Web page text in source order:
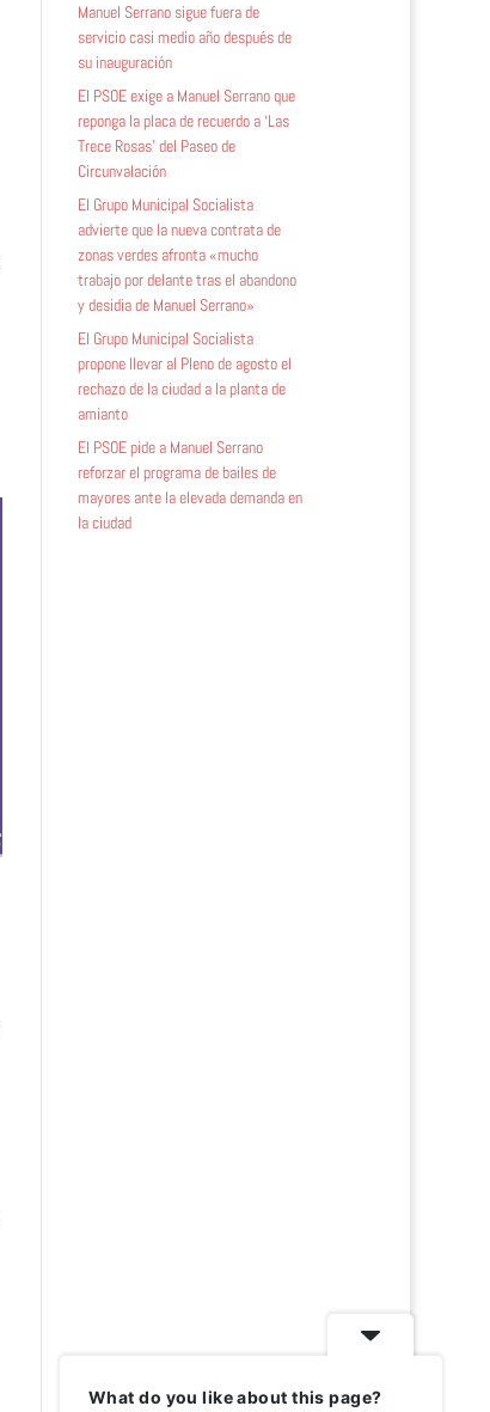
Manuel Serrano sigue fuera de
servicio casi medio año después de
su inauguración
El PSOE exige a Manuel Serrano que
reponga la placa de recuerdo a ‘Las
Trece Rosas’ del Paseo de
Circunvalación
El Grupo Municipal Socialista
advierte que la nueva contrata de
zonas verdes afronta «mucho
trabajo por delante tras el abandono
y desidia de Manuel Serrano»
El Grupo Municipal Socialista
propone llevar al Pleno de agosto el
rechazo de la ciudad a la planta de
amianto
El PSOE pide a Manuel Serrano
reforzar el programa de bailes de
mayores ante la elevada demanda en
la ciudad
What do you like about this page?